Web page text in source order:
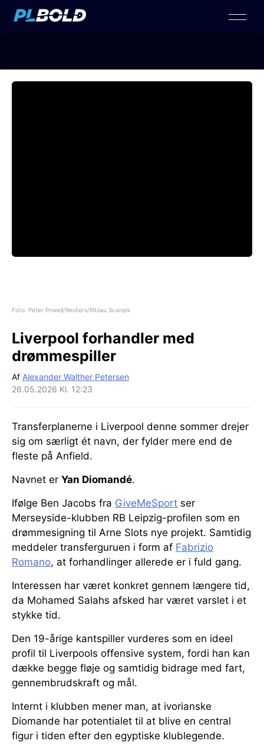
Foto: Peter Powell/Reuters/Ritzau Scanpix
Liverpool forhandler med
drømmespiller
Af Alexander Walther Petersen
26.05.2026 Kl. 12:23
Transferplanerne i Liverpool denne sommer drejer
sig om særligt ét navn, der fylder mere end de
fleste på Anfield.
Navnet er Yan Diomandé.
Ifølge Ben Jacobs fra GiveMeSport ser
Merseyside-klubben RB Leipzig-profilen som en
drømmesigning til Arne Slots nye projekt. Samtidig
meddeler transferguruen i form af Fabrizio
Romano, at forhandlinger allerede er i fuld gang.
Interessen har været konkret gennem længere tid,
da Mohamed Salahs afsked har været varslet i et
stykke tid.
Den 19-årige kantspiller vurderes som en ideel
profil til Liverpools offensive system, fordi han kan
dække begge fløje og samtidig bidrage med fart,
gennembrudskraft og mål.
Internt i klubben mener man, at ivorianske
Diomande har potentialet til at blive en central
figur i tiden efter den egyptiske klublegende.